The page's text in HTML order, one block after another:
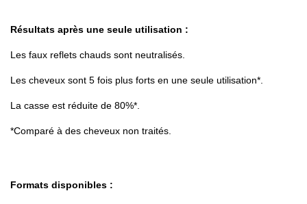
Résultats après une seule utilisation :
Les faux reflets chauds sont neutralisés.
Les cheveux sont 5 fois plus forts en une seule utilisation*.
La casse est réduite de 80%*.
*Comparé à des cheveux non traités.
Formats disponibles :